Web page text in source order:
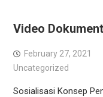
Video
February 27, 2021
Uncategorized
Sosialisasi Konsep